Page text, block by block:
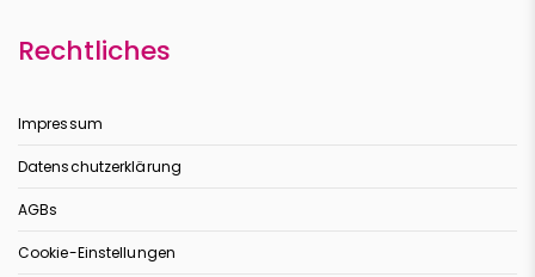
Rechtliches
Impressum
Datenschutzerklärung
AGBs
Cookie-Einstellungen